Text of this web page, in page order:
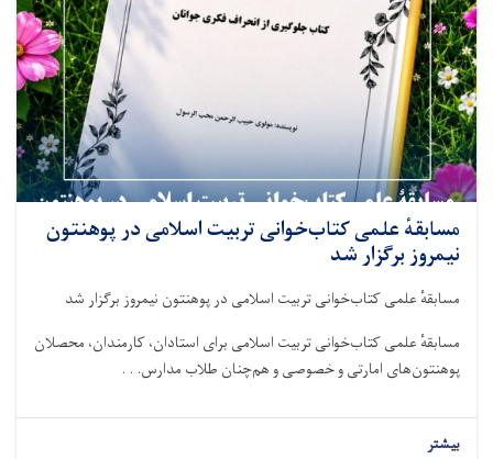
مسابقهٔ علمی کتاب‌خوانی تربیت اسلامی در پوهنتون
نیمروز برگزار شد
مسابقهٔ علمی کتاب‌خوانی تربیت اسلامی در پوهنتون نیمروز برگزار شد
مسابقهٔ علمی کتاب‌خوانی تربیت اسلامی برای استادان، کارمندان، محصلان
پوهنتون‌های امارتی و خصوصی و هم‌چنان طلاب مدارس. . .
بیشتر